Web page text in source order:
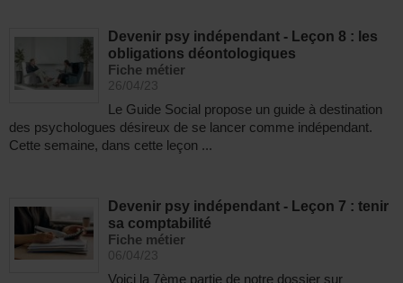
Devenir psy indépendant - Leçon 8 : les
obligations déontologiques
Fiche métier
26/04/23
Le Guide Social propose un guide à destination
des psychologues désireux de se lancer comme indépendant.
Cette semaine, dans cette leçon ...
Devenir psy indépendant - Leçon 7 : tenir
sa comptabilité
Fiche métier
06/04/23
Voici la 7ème partie de notre dossier sur